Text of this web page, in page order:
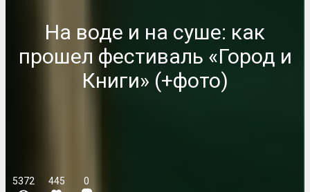
На воде и на суше: как
прошел фестиваль «Город и
Книги» (+фото)
5372 445 0